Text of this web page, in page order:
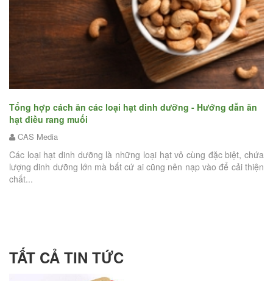
dưỡng - Hướng dẫn ăn
vô cùng đặc biệt, chứa
nên nạp vào để cải thiện
cân
CAS Media
TẤT CẢ TIN TỨC